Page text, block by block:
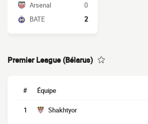
Arsenal
0
BATE
2
Premier League (Bélarus)
# Équipe
1 Shakhtyor